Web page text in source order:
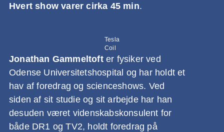
Hvert show varer cirka 45 min.
Tesla
Coil
Jonathan Gammeltofter fysiker ved
Odense Universitetshospital og har holdt et
hav af foredrag og scienceshows. Ved
siden af sit studie og sit arbejde har han
desuden været videnskabskonsulent for
både DR1 og TV2, holdt foredrag på